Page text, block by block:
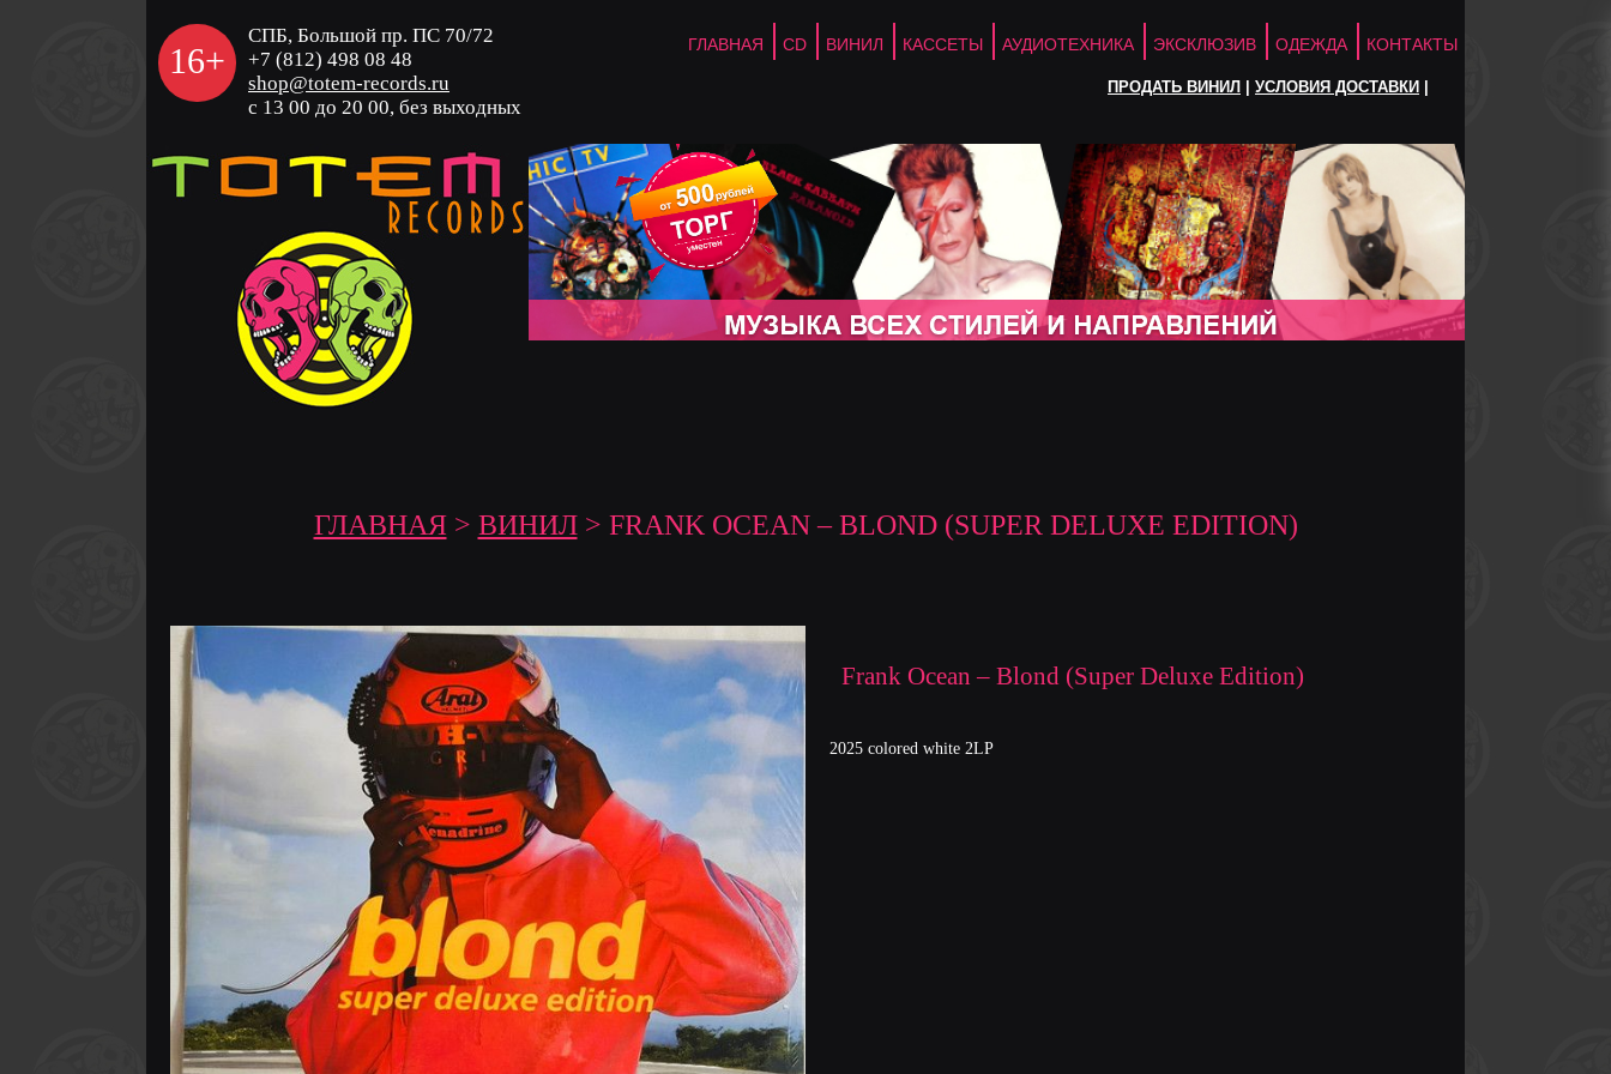
16+
СПБ, Большой пр. ПС 70/72
+7 (812) 498 08 48
shop@totem-records.ru
с 13 00 до 20 00, без выходных
ГЛАВНАЯ CD ВИНИЛ КАССЕТЫ АУДИОТЕХНИКА ЭКСКЛЮЗИВ ОДЕЖДА КОНТАКТЫ
ПРОДАТЬ ВИНИЛ УСЛОВИЯ ДОСТАВКИ
ГЛАВНАЯ> ВИНИЛ> FRANK OCEAN – BLOND (SUPER DELUXE EDITION)
Frank Ocean – Blond (Super Deluxe Edition)
2025 colored white 2LP